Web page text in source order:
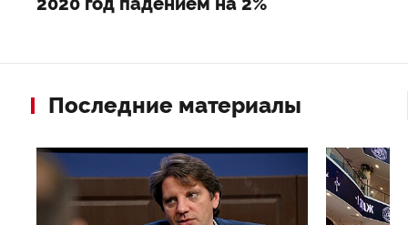
Последние материалы